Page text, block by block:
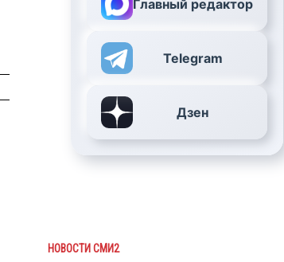
Главный редактор
Telegram
Дзен
НОВОСТИ СМИ2